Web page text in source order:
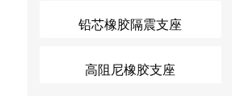
铅芯橡胶隔震支座
高阻尼橡胶支座